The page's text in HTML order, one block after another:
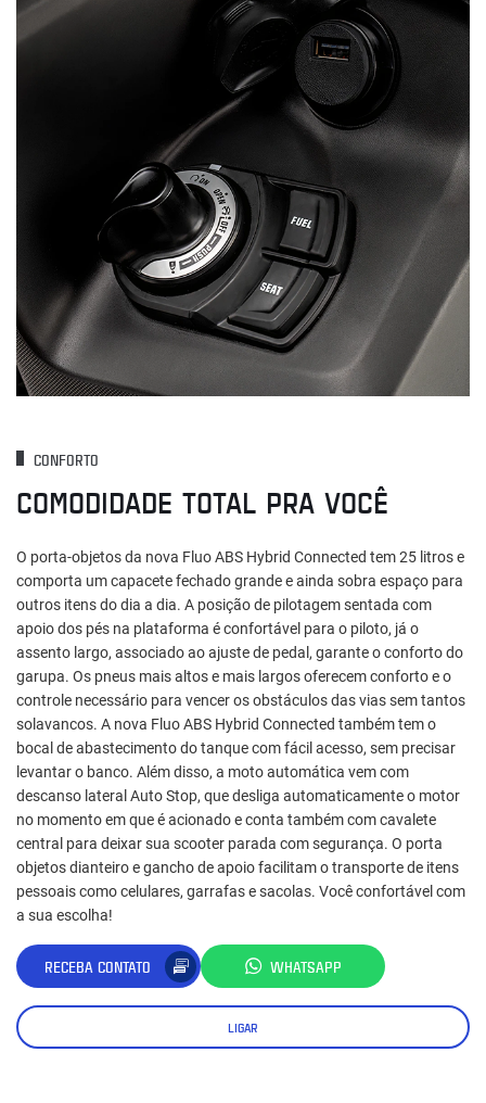
CONFORTO
COMODIDADE TOTAL PRA VOCÊ
O porta-objetos da nova Fluo ABS Hybrid Connected tem 25 litros e
comporta um capacete fechado grande e ainda sobra espaço para
outros itens do dia a dia. A posição de pilotagem sentada com
apoio dos pés na plataforma é confortável para o piloto, já o
assento largo, associado ao ajuste de pedal, garante o conforto do
garupa. Os pneus mais altos e mais largos oferecem conforto e o
controle necessário para vencer os obstáculos das vias sem tantos
solavancos. A nova Fluo ABS Hybrid Connected também tem o
bocal de abastecimento do tanque com fácil acesso, sem precisar
levantar o banco. Além disso, a moto automática vem com
descanso lateral Auto Stop, que desliga automaticamente o motor
no momento em que é acionado e conta também com cavalete
central para deixar sua scooter parada com segurança. O porta
objetos dianteiro e gancho de apoio facilitam o transporte de itens
pessoais como celulares, garrafas e sacolas. Você confortável com
a sua escolha!
RECEBA CONTATO WHATSAPP
LIGAR